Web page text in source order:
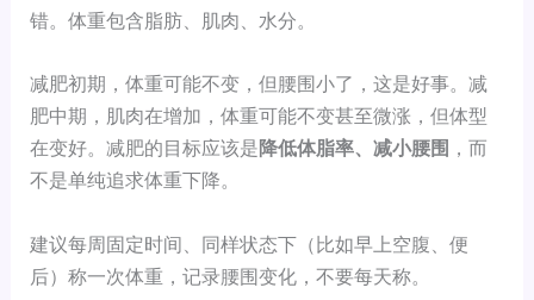
错。体重包含脂肪、肌肉、水分。
减肥初期，体重可能不变，但腰围小了，这是好事。减
肥中期，肌肉在增加，体重可能不变甚至微涨，但体型
在变好。减肥的目标应该是降低体脂率、减小腰围 ，而
不是单纯追求体重下降。
建议每周固定时间、同样状态下（比如早上空腹、便
后）称一次体重，记录腰围变化，不要每天称。